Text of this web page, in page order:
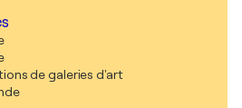
de galeries d'art